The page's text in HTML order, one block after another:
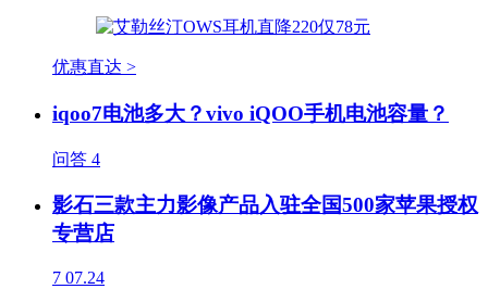
优惠直达 >
iqoo7电池多大？vivo iQOO手机电池容量？
问答 4
影石三款主力影像产品入驻全国500家苹果授权
专营店
7 07.24